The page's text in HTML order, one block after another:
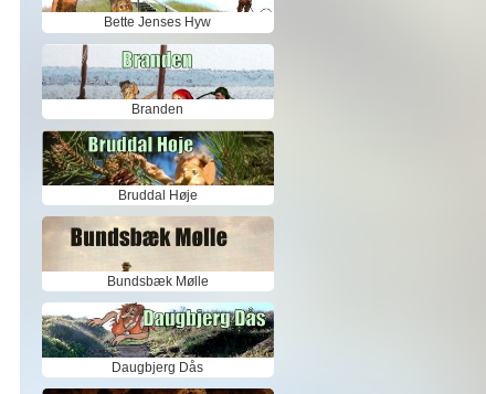
Bette Jenses Hyw
Branden
Bruddal Høje
Bundsbæk Mølle
Daugbjerg Dås